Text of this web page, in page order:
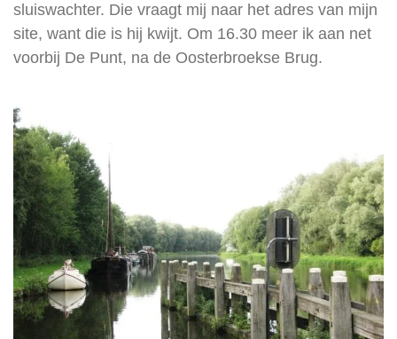
sluiswachter. Die vraagt mij naar het adres van mijn
site, want die is hij kwijt. Om 16.30 meer ik aan net
voorbij De Punt, na de Oosterbroekse Brug.